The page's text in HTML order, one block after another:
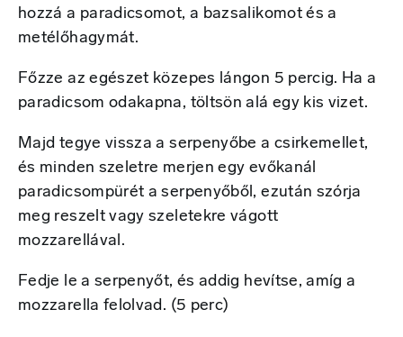
hozzá a paradicsomot, a bazsalikomot és a
metélőhagymát.
Főzze az egészet közepes lángon 5 percig. Ha a
paradicsom odakapna, töltsön alá egy kis vizet.
Majd tegye vissza a serpenyőbe a csirkemellet,
és minden szeletre merjen egy evőkanál
paradicsompürét a serpenyőből, ezután szórja
meg reszelt vagy szeletekre vágott
mozzarellával.
Fedje le a serpenyőt, és addig hevítse, amíg a
mozzarella felolvad. (5 perc)